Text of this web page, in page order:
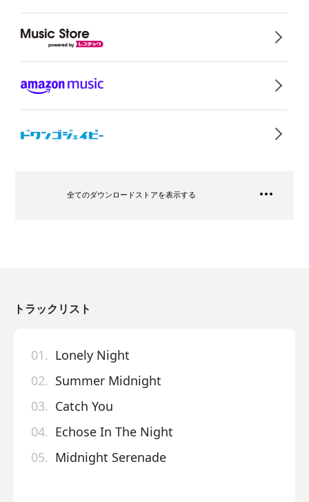
全てのダウンロードストアを表示する
トラックリスト
01. Lonely Night
02. Summer Midnight
03. Catch You
04. Echose In The Night
05. Midnight Serenade